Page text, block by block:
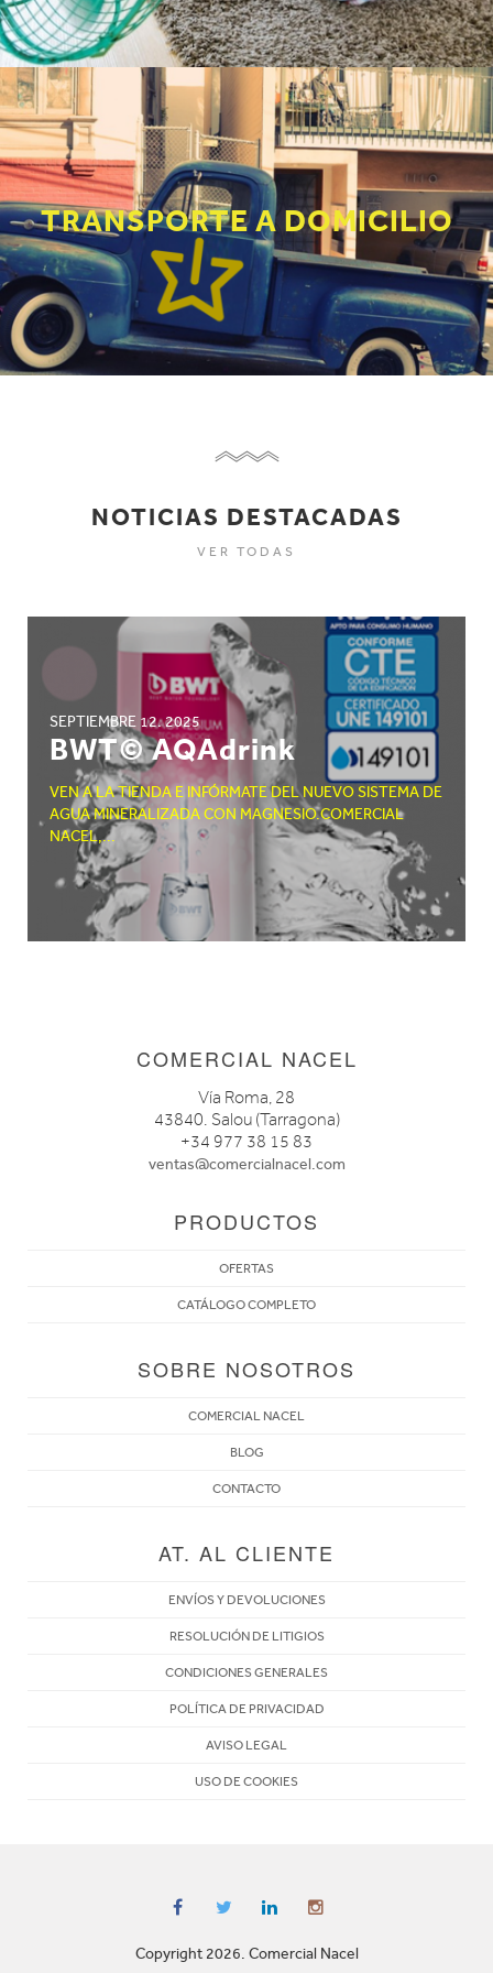
TRANSPORTE A DOMICILIO
NOTICIAS DESTACADAS
VER TODAS
SEPTIEMBRE 12. 2025
BWT© AQAdrink
VEN A LA TIENDA E INFÓRMATE DEL NUEVO SISTEMA DE
AGUA MINERALIZADA CON MAGNESIO.COMERCIAL
NACEL,...
COMERCIAL NACEL
Vía Roma, 28
43840. Salou (Tarragona)
+34 977 38 15 83
ventas@comercialnacel.com
PRODUCTOS
OFERTAS
CATÁLOGO COMPLETO
SOBRE NOSOTROS
COMERCIAL NACEL
BLOG
CONTACTO
AT. AL CLIENTE
ENVÍOS Y DEVOLUCIONES
RESOLUCIÓN DE LITIGIOS
CONDICIONES GENERALES
POLÍTICA DE PRIVACIDAD
AVISO LEGAL
USO DE COOKIES
Copyright 2026. Comercial Nacel